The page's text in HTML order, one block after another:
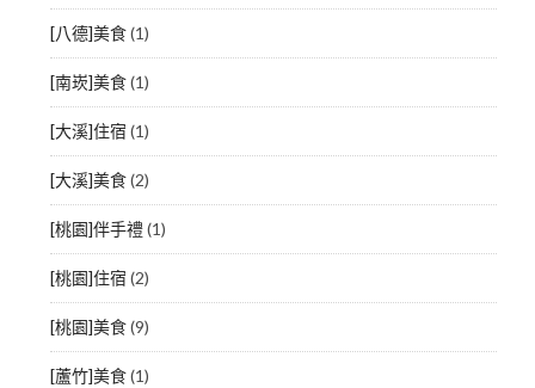
[八德]美食(1)
[南崁]美食(1)
[大溪]住宿 (1)
[大溪]美食(2)
[桃園]伴手禮(1)
[桃園]住宿 (2)
[桃園]美食(9)
[蘆竹]美食(1)